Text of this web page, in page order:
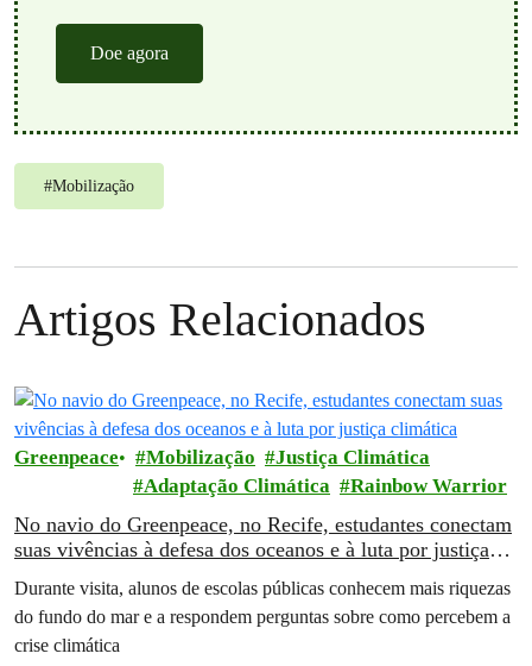
Doe agora
#Mobilização
Artigos Relacionados
Greenpeace Mobilização
Justiça Climática
Adaptação Climática
Rainbow Warrior
No navio do Greenpeace, no Recife, estudantes conectam
suas vivências à defesa dos oceanos e à luta por justiça
Durante visita, alunos de escolas públicas conhecem mais riquezas
do fundo do mar e a respondem perguntas sobre como percebem a
crise climática